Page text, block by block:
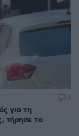
για τη
τήρησε το
2